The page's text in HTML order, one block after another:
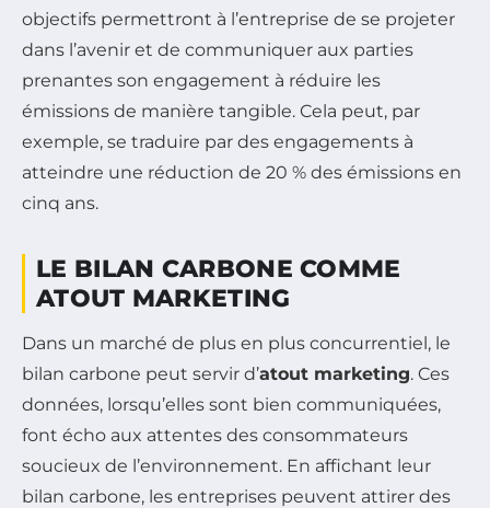
objectifs permettront à l’entreprise de se projeter
dans l’avenir et de communiquer aux parties
prenantes son engagement à réduire les
émissions de manière tangible. Cela peut, par
exemple, se traduire par des engagements à
atteindre une réduction de 20 % des émissions en
cinq ans.
LE BILAN CARBONE COMME
ATOUT MARKETING
Dans un marché de plus en plus concurrentiel, le
bilan carbone peut servir d’atout marketing. Ces
données, lorsqu’elles sont bien communiquées,
font écho aux attentes des consommateurs
soucieux de l’environnement. En affichant leur
bilan carbone, les entreprises peuvent attirer des